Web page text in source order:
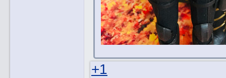
+1